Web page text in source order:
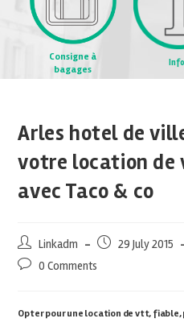
Consigne à
bagages
Arles hotel de
votre location de
avec Taco & co
Linkadm 29 July 2015
0 Comments
Opter pour une location de vtt, fiable,